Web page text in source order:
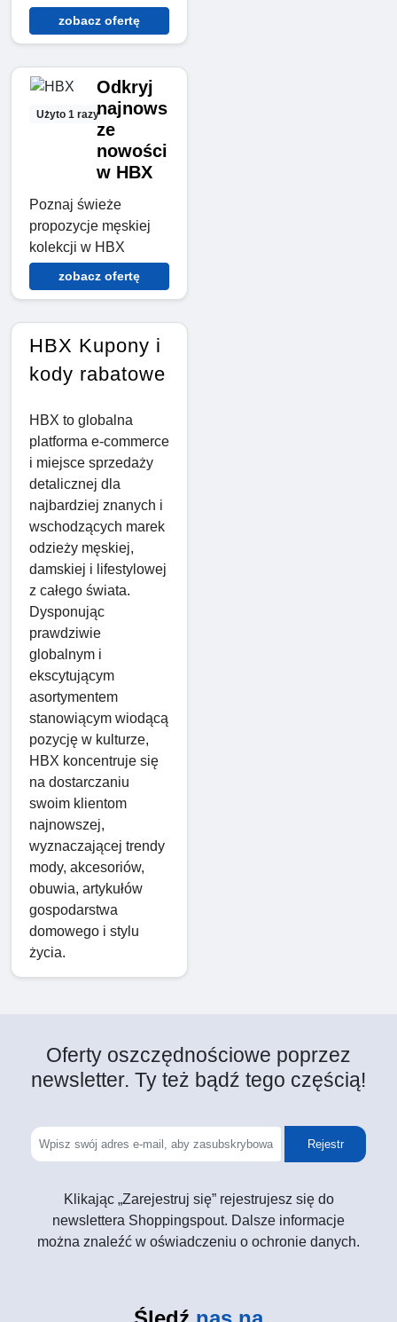
zobacz ofertę
Użyto 1 razy
Odkryj
najnows
ze
nowości
w HBX
Poznaj świeże
propozycje męskiej
kolekcji w HBX
zobacz ofertę
HBX Kupony i
kody rabatowe
HBX to globalna
platforma e-commerce
i miejsce sprzedaży
detalicznej dla
najbardziej znanych i
wschodzących marek
odzieży męskiej,
damskiej i lifestylowej
z całego świata.
Dysponując
prawdziwie
globalnym i
ekscytującym
asortymentem
stanowiącym wiodącą
pozycję w kulturze,
HBX koncentruje się
na dostarczaniu
swoim klientom
najnowszej,
wyznaczającej trendy
mody, akcesoriów,
obuwia, artykułów
gospodarstwa
domowego i stylu
życia.
Oferty oszczędnościowe poprzez
newsletter. Ty też bądź tego częścią!
Rejestr
Klikając „Zarejestruj się” rejestrujesz się do
newslettera Shoppingspout. Dalsze informacje
można znaleźć w oświadczeniu o ochronie danych.